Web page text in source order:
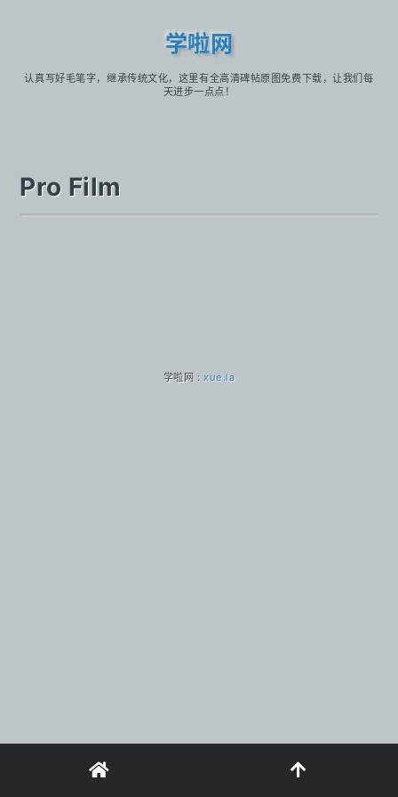
学啦网
认真写好毛笔字，继承传统文化，这里有全高清碑帖原图免费下载，让我们每
天进步一点点！
Pro Film
学啦网 : xue.la